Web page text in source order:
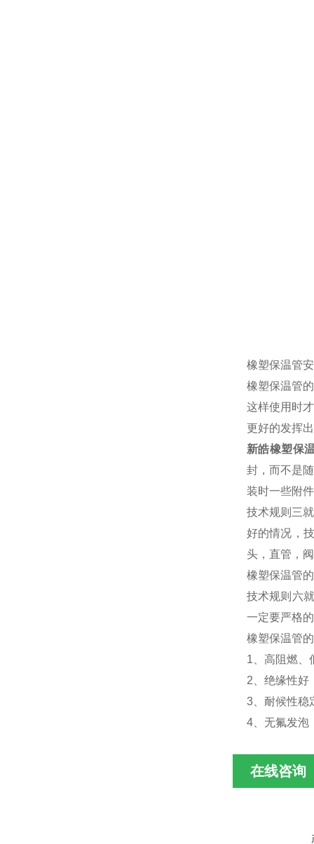
橡塑保温管
橡塑保温管
这样使用时
更好的发挥
新皓橡塑保
封，而不是
装时一些附
技术规则三
好的情况，
头，直管，
橡塑保温管
技术规则六
一定要严格
橡塑保温管
1、高阻燃、
2、绝缘性好
3、耐候性稳
4、无氟发泡
在线咨询